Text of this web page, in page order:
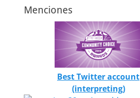
Menciones
Best Twitter account
(interpreting)